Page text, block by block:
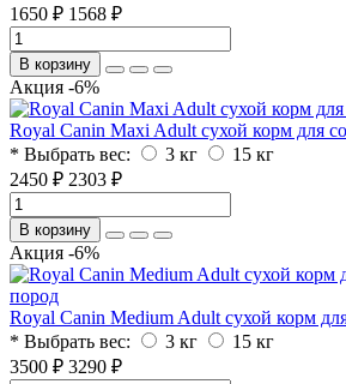
1650 ₽ 1568 ₽
В корзину
Акция -6%
Royal Canin Maxi Adult сухой корм для
* Выбрать вес:
3 кг
15 кг
2450 ₽ 2303 ₽
В корзину
Акция -6%
Royal Canin Medium Adult сухой корм
* Выбрать вес:
3 кг
15 кг
3500 ₽ 3290 ₽